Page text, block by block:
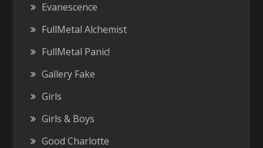
Evanescence
FullMetal Alchemist
FullMetal Panic!
Gallery Fake
Girls
Girls & Boys
Good Charlotte